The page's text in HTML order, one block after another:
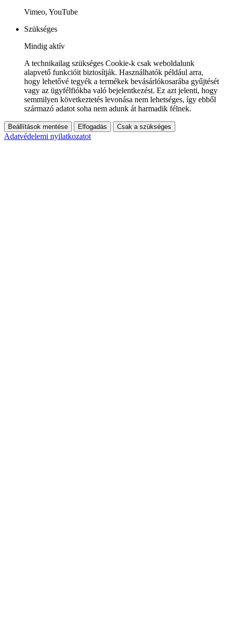
Vimeo, YouTube
Szükséges
Mindig aktív
A technikailag szükséges Cookie-k csak weboldalunk
alapvető funkcióit biztosítják. Használhatók például arra,
hogy lehetővé tegyék a termékek bevásárlókosarába gyűjtését
vagy az ügyfélfiókba való bejelentkezést. Ez azt jelenti, hogy
semmilyen következtetés levonása nem lehetséges, így ebből
származó adatot soha nem adunk át harmadik félnek.
Beállítások mentése Elfogadás Csak a szükséges
Adatvédelemi nyilatkozatot